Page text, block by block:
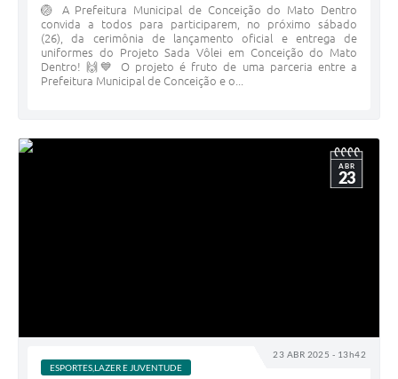
🏐 A Prefeitura Municipal de Conceição do Mato Dentro
convida a todos para participarem, no próximo sábado
(26), da cerimônia de lançamento oficial e entrega de
uniformes do Projeto Sada Vôlei em Conceição do Mato
Dentro! 🙌💙 O projeto é fruto de uma parceria entre a
Prefeitura Municipal de Conceição e o...
23 ABR 2025 - 13h42
ABR
23
ESPORTES,LAZER E JUVENTUDE